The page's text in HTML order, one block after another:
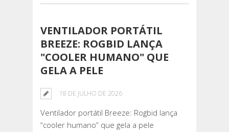
VENTILADOR PORTÁTIL
BREEZE: ROGBID LANÇA
"COOLER HUMANO" QUE
GELA A PELE
18 DE JULHO DE 2026
Ventilador portátil Breeze: Rogbid lança
“cooler humano” que gela a pele